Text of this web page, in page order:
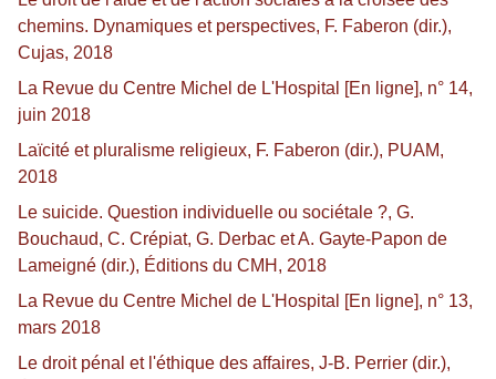
chemins. Dynamiques et perspectives, F. Faberon (dir.),
Cujas, 2018
La Revue du Centre Michel de L'Hospital [En ligne], n° 14,
juin 2018
Laïcité et pluralisme religieux, F. Faberon (dir.), PUAM,
2018
Le suicide. Question individuelle ou sociétale ?, G.
Bouchaud, C. Crépiat, G. Derbac et A. Gayte-Papon de
Lameigné (dir.), Éditions du CMH, 2018
La Revue du Centre Michel de L'Hospital [En ligne], n° 13,
mars 2018
Le droit pénal et l'éthique des affaires, J-B. Perrier (dir.),